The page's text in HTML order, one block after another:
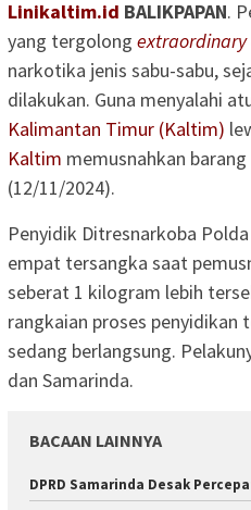
Linikaltim.id BALIKPAPAN.
yang tergolong extraordinary
narkotika jenis sabu-sabu,
dilakukan. Guna menyalahi
Kalimantan Timur (Kaltim)
Kaltim memusnahkan
(12/11/2024).
Penyidik Ditresnarkoba
empat tersangka saat
seberat 1 kilogram lebih
rangkaian proses penyidikan
sedang berlangsung.
dan Samarinda.
BACAAN LAINNYA
DPRD Samarinda Desak